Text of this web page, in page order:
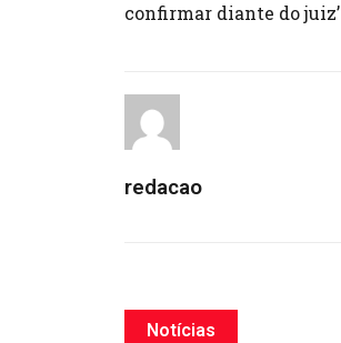
confirmar diante do juiz’
redacao
Notícias